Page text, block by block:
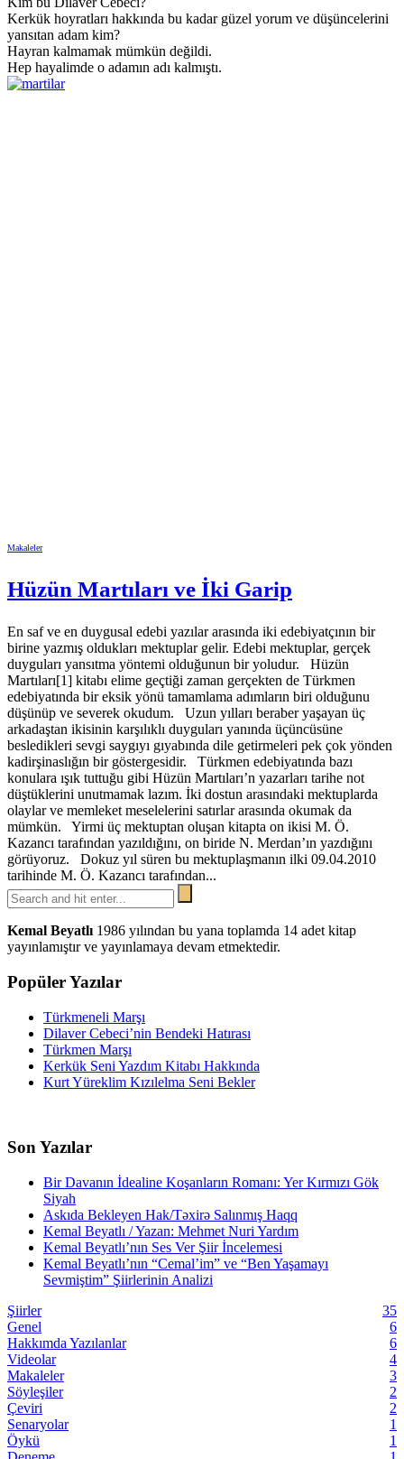
Kerkük hoyratları hakkında bu kadar güzel yorum ve düşüncelerini
yansıtan adam kim?
Hayran kalmamak mümkün değildi.
Hep hayalimde o adamın adı kalmıştı.
Makaleler
Hüzün Martıları ve İki Garip
En saf ve en duygusal edebi yazılar arasında iki edebiyatçının bir
birine yazmış oldukları mektuplar gelir. Edebi mektuplar, gerçek
duyguları yansıtma yöntemi olduğunun bir yoludur. Hüzün
Martıları[1] kitabı elime geçtiği zaman gerçekten de Türkmen
edebiyatında bir eksik yönü tamamlama adımların biri olduğunu
düşünüp ve severek okudum. Uzun yılları beraber yaşayan üç
arkadaştan ikisinin karşılıklı duyguları yanında üçüncüsüne
besledikleri sevgi saygıyı gıyabında dile getirmeleri pek çok yönden
kadirşinaslığın bir göstergesidir. Türkmen edebiyatında bazı
konulara ışık tuttuğu gibi Hüzün Martıları’n yazarları tarihe not
düştüklerini unutmamak lazım. İki dostun arasındaki mektuplarda
olaylar ve memleket meselelerini satırlar arasında okumak da
mümkün. Yirmi üç mektuptan oluşan kitapta on ikisi M. Ö.
Kazancı tarafından yazıldığını, on biride N. Merdan’ın yazdığını
görüyoruz. Dokuz yıl süren bu mektuplaşmanın ilki 09.04.2010
tarihinde M. Ö. Kazancı tarafından...
Kemal Beyatlı 1986 yılından bu yana toplamda 14 adet kitap
yayınlamıştır ve yayınlamaya devam etmektedir.
Popüler Yazılar
Türkmeneli Marşı
Dilaver Cebeci’nin Bendeki Hatırası
Türkmen Marşı
Kerkük Seni Yazdım Kitabı Hakkında
Kurt Yüreklim Kızılelma Seni Bekler
Son Yazılar
Bir Davanın İdealine Koşanların Romanı: Yer Kırmızı Gök
Siyah
Askıda Bekleyen Hak/Təxirə Salınmış Haqq
Kemal Beyatlı / Yazan: Mehmet Nuri Yardım
Kemal Beyatlı’nın Ses Ver Şiir İncelemesi
Kemal Beyatlı’nın “Cemal’im” ve “Ben Yaşamayı
Sevmiştim” Şiirlerinin Analizi
Şiirler
35
Genel
6
Hakkımda Yazılanlar
6
Videolar
4
Makaleler
3
Söyleşiler
2
Çeviri
2
Senaryolar
1
Öykü
1